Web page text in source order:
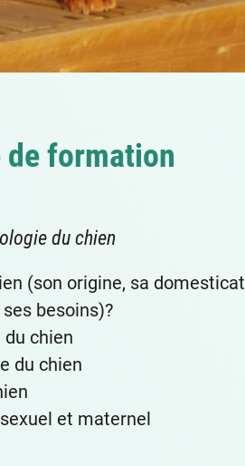
de formation
du chien
(son origine, sa
besoins)?
chien
du chien
et maternel